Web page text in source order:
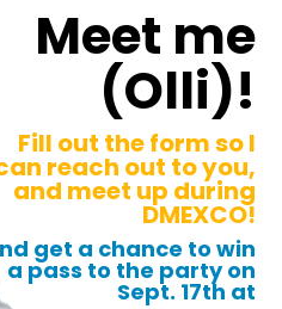
Meet me
(Olli)!
Fill out the form so I
reach out to you,
and meet up during
DMEXCO!
get a chance to win
a pass to the party on
Sept. 17th at